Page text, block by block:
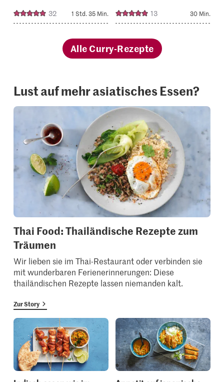
32 1 Std. 35 Min. 13 30 Min.
Alle Curry-Rezepte
Lust auf mehr asiatisches Essen?
Thai Food: Thailändische Rezepte zum
Träumen
Wir lieben sie im Thai-Restaurant oder verbinden sie
mit wunderbaren Ferienerinnerungen: Diese
thailändischen Rezepte lassen niemanden kalt.
Zur Story